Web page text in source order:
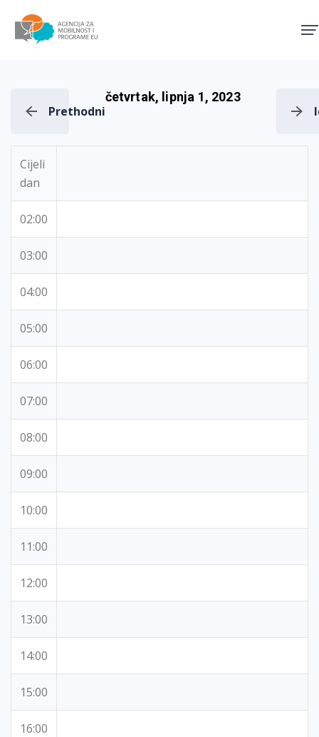
Prethodni
četvrtak, lipnja 1, 2023
Cijeli
dan
02:00
03:00
04:00
05:00
06:00
07:00
08:00
09:00
10:00
11:00
12:00
13:00
14:00
15:00
16:00